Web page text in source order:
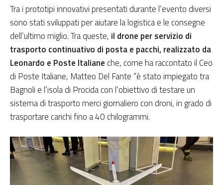
Tra i prototipi innovativi presentati durante l’evento diversi
sono stati sviluppati per aiutare la logistica e le consegne
dell’ultimo miglio. Tra queste, il drone per servizio di
trasporto continuativo di posta e pacchi, realizzato da
Leonardo e Poste Italiane che, come ha raccontato il Ceo
di Poste Italiane, Matteo Del Fante “è stato impiegato tra
Bagnoli e l’isola di Procida con l’obiettivo di testare un
sistema di trasporto merci giornaliero con droni, in grado di
trasportare carichi fino a 40 chilogrammi.